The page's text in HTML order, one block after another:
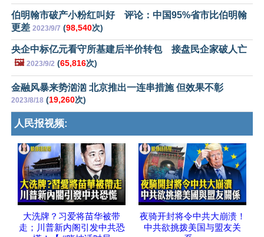
伯明翰市破产小粉红叫好 评论：中国95%省市比伯明翰
更差 2023/9/7 (98,540次)
央企中标亿元看守所基建后半价转包 接盘民企家破人亡
🖼️ 2023/9/2 (65,816次)
金融风暴来势汹汹 北京推出一连串措施 但效果不彰
2023/8/18 (19,260次)
人民报视频:
大洗牌？习爱将苗华被带
走；川普新内阁引发中共恐
夜骑开封将令中共大崩溃！
中共欲挑拨美国与盟友关